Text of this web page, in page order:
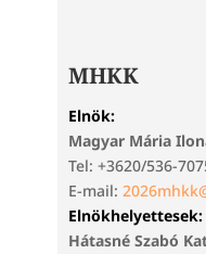
MHKK
Elnök:
Magyar Mária
Tel: +3620/536-
E-mail:
Elnökhelyettesek:
Hátasné Szabó